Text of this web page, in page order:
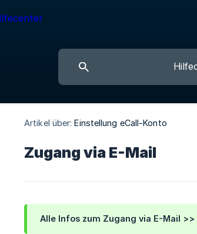
Artikel über: Einstellung eCall-Konto
Zugang via E-Mail
Alle Infos zum Zugang via E-Mail >>